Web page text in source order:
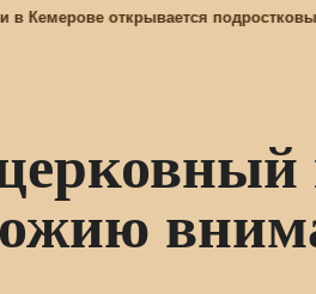
открывается подростковый